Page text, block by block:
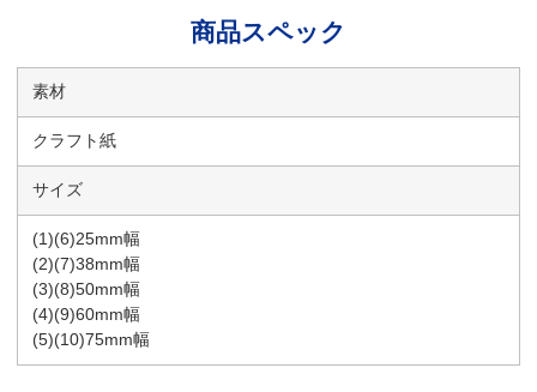
商品スペック
素材
クラフト紙
サイズ
(1)(6)25mm幅
(2)(7)38mm幅
(3)(8)50mm幅
(4)(9)60mm幅
(5)(10)75mm幅